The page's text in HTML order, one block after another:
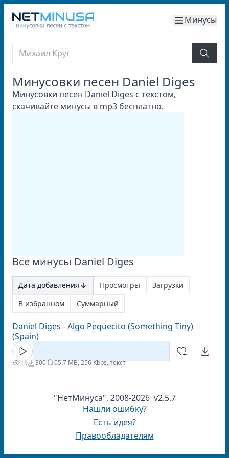
Минусы
Минусовки песен Daniel Diges
Минусовки песен Daniel Diges с текстом,
скачивайте минусы в mp3 бесплатно.
Все минусы Daniel Diges
Дата добавления Просмотры
Загрузки
В избранном
Суммарный
Daniel Diges - Algo Pequeсito (Something Tiny)
(Spain)
1к 300 05.7 MB, 256 Kbps, текст
"НетМинуса", 2008-2026 v2.5.7
Нашли ошибку?
Есть идея?
Правообладателям